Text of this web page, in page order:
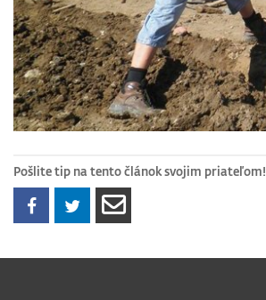
Pošlite tip na tento článok svojim priateľom!